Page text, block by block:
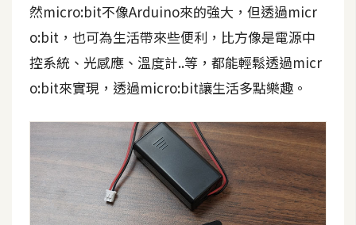
然micro:bit不像Arduino來的強大，但透過micr
o:bit，也可為生活帶來些便利，比方像是電源中
控系統、光感應、溫度計..等，都能輕鬆透過micr
o:bit來實現，透過micro:bit讓生活多點樂趣。